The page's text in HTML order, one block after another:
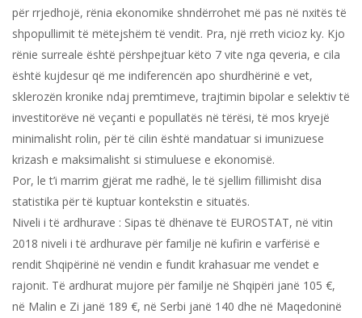
për rrjedhojë, rënia ekonomike shndërrohet më pas në nxitës të
shpopullimit të mëtejshëm të vendit. Pra, një rreth vicioz ky. Kjo
rënie surreale është përshpejtuar këto 7 vite nga qeveria, e cila
është kujdesur që me indiferencën apo shurdhërinë e vet,
sklerozën kronike ndaj premtimeve, trajtimin bipolar e selektiv të
investitorëve në veçanti e popullatës në tërësi, të mos kryejë
minimalisht rolin, për të cilin është mandatuar si imunizuese
krizash e maksimalisht si stimuluese e ekonomisë.
Por, le t’i marrim gjërat me radhë, le të sjellim fillimisht disa
statistika për të kuptuar kontekstin e situatës.
Niveli i të ardhurave : Sipas të dhënave të EUROSTAT, në vitin
2018 niveli i të ardhurave për familje në kufirin e varfërisë e
rendit Shqipërinë në vendin e fundit krahasuar me vendet e
rajonit. Të ardhurat mujore për familje në Shqipëri janë 105 €,
në Malin e Zi janë 189 €, në Serbi janë 140 dhe në Maqedoninë